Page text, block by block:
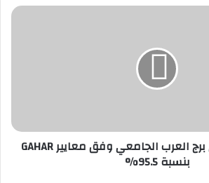
اعتماد مستشفى برج العرب الجامعي وفق معايير GAHAR
بنسبة 95.5%